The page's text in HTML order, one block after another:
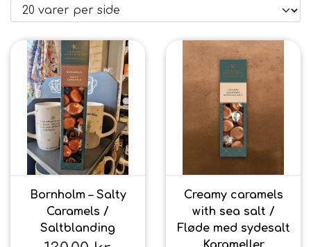
Løsvægt teer
Grøn Hvid Te
Chaplon Te
Matcha te og tilbehør
Nyheder
Åbningstider
Bornholm – Salty
Caramels /
Saltblanding
Creamy caramels
with sea salt /
Fløde med sydesalt